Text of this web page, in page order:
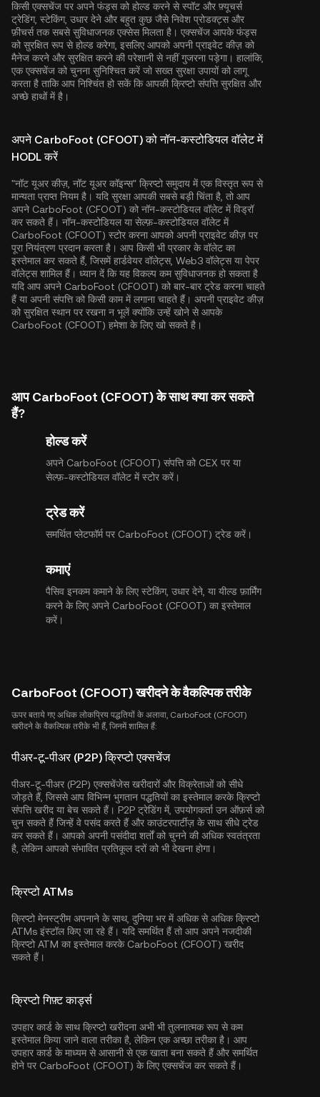
किसी एक्सचेंज पर अपने फंड्स को होल्ड करने से स्पॉट और फ़्यूचर्स
ट्रेडिंग, स्टेकिंग, उधार देने और बहुत कुछ जैसे निवेश प्रोडक्ट्स और
फ़ीचर्स तक सबसे सुविधाजनक एक्सेस मिलता है। एक्सचेंज आपके फंड्स
को सुरक्षित रूप से होल्ड करेगा, इसलिए आपको अपनी प्राइवेट कीज़ को
मैनेज करने और सुरक्षित करने की परेशानी से नहीं गुजरना पड़ेगा। हालांकि,
एक एक्सचेंज को चुनना सुनिश्चित करें जो सख्त सुरक्षा उपायों को लागू
करता है ताकि आप निश्चिंत हो सकें कि आपकी क्रिप्टो संपत्ति सुरक्षित और
अच्छे हाथों में है।
अपने CarboFoot (CFOOT) को नॉन-कस्टोडियल वॉलेट में
HODL करें
"नॉट यूअर कीज़, नॉट यूअर कॉइन्स" क्रिप्टो समुदाय में एक विस्तृत रूप से
मान्यता प्राप्त नियम है। यदि सुरक्षा आपकी सबसे बड़ी चिंता है, तो आप
अपने CarboFoot (CFOOT) को नॉन-कस्टोडियल वॉलेट में विड्रॉ
कर सकते हैं। नॉन-कस्टोडियल या सेल्फ़-कस्टोडियल वॉलेट में
CarboFoot (CFOOT) स्टोर करना आपको अपनी प्राइवेट कीज़ पर
पूरा नियंत्रण प्रदान करता है। आप किसी भी प्रकार के वॉलेट का
इस्तेमाल कर सकते हैं, जिसमें हार्डवेयर वॉलेट्स, Web3 वॉलेट्स या पेपर
वॉलेट्स शामिल हैं। ध्यान दें कि यह विकल्प कम सुविधाजनक हो सकता है
यदि आप अपने CarboFoot (CFOOT) को बार-बार ट्रेड करना चाहते
हैं या अपनी संपत्ति को किसी काम में लगाना चाहते हैं। अपनी प्राइवेट कीज़
को सुरक्षित स्थान पर रखना न भूलें क्योंकि उन्हें खोने से आपके
CarboFoot (CFOOT) हमेशा के लिए खो सकते है।
आप CarboFoot (CFOOT) के साथ क्या कर सकते
हैं?
होल्ड करें
अपने CarboFoot (CFOOT) संपत्ति को CEX पर या
सेल्फ़-कस्टोडियल वॉलेट में स्टोर करें।
ट्रेड करें
समर्थित प्लेटफॉर्म पर CarboFoot (CFOOT) ट्रेड करें।
कमाएं
पैसिव इनकम कमाने के लिए स्टेकिंग, उधार देने, या यील्ड फ़ार्मिंग
करने के लिए अपने CarboFoot (CFOOT) का इस्तेमाल
करें।
CarboFoot (CFOOT) खरीदने के वैकल्पिक तरीके
ऊपर बताये गए अधिक लोकप्रिय पद्धतियों के अलावा, CarboFoot (CFOOT)
खरीदने के वैकल्पिक तरीके भी हैं, जिनमें शामिल हैं:
पीअर-टू-पीअर (P2P) क्रिप्टो एक्सचेंज
पीअर-टू-पीअर (P2P) एक्सचेंजेस खरीदारों और विक्रेताओं को सीधे
जोड़ते हैं, जिससे आप विभिन्न भुगतान पद्धतियों का इस्तेमाल करके क्रिप्टो
संपत्ति खरीद या बेच सकते हैं। P2P ट्रेडिंग में, उपयोगकर्ता उन ऑफ़र्स को
चुन सकते हैं जिन्हें वे पसंद करते हैं और काउंटरपार्टीज़ के साथ सीधे ट्रेड
कर सकते हैं। आपको अपनी पसंदीदा शर्तों को चुनने की अधिक स्वतंत्रता
है, लेकिन आपको संभावित प्रतिकूल दरों को भी देखना होगा।
क्रिप्टो ATMs
क्रिप्टो मेनस्ट्रीम अपनाने के साथ, दुनिया भर में अधिक से अधिक क्रिप्टो
ATMs इंस्टॉल किए जा रहे हैं। यदि समर्थित हैं तो आप अपने नजदीकी
क्रिप्टो ATM का इस्तेमाल करके CarboFoot (CFOOT) खरीद
सकते हैं।
क्रिप्टो गिफ़्ट कार्ड्स
उपहार कार्ड के साथ क्रिप्टो खरीदना अभी भी तुलनात्मक रूप से कम
इस्तेमाल किया जाने वाला तरीका है, लेकिन एक अच्छा तरीका है। आप
उपहार कार्ड के माध्यम से आसानी से एक खाता बना सकते हैं और समर्थित
होने पर CarboFoot (CFOOT) के लिए एक्सचेंज कर सकते हैं।